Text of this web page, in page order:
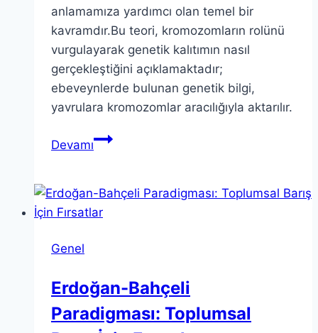
anlamamıza yardımcı olan temel bir
kavramdır.Bu teori, kromozomların rolünü
vurgulayarak genetik kalıtımın nasıl
gerçekleştiğini açıklamaktadır;
ebeveynlerde bulunan genetik bilgi,
yavrulara kromozomlar aracılığıyla aktarılır.
DevamıKalıtımın
Genetik
Bilimlerini
Genel
Erdoğan-Bahçeli
Paradigması: Toplumsal